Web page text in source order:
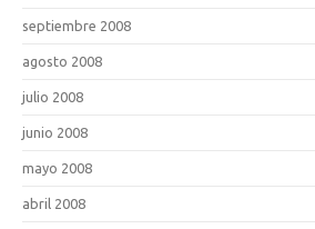
septiembre 2008
agosto 2008
julio 2008
junio 2008
mayo 2008
abril 2008